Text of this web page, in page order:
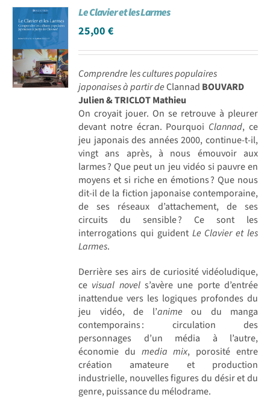
Achat en ligne
Panier WooCommerce
Le Clavier et les Larmes
25,00€
Comprendre les cultures populaires
japonaises à partir deClannad BOUVARD
Julien & TRICLOT Mathieu
On croyait jouer. On se retrouve à pleurer
devant notre écran. Pourquoi Clannad, ce
jeu japonais des années 2000, continue-t-il,
vingt ans après, à nous émouvoir aux
larmes ? Que peut un jeu vidéo si pauvre en
moyens et si riche en émotions ? Que nous
dit-il de la fiction japonaise contemporaine,
de ses réseaux d’attachement, de ses
circuits du sensible ? Ce sont les
interrogations qui guident Le Clavier et les
Larmes.
Derrière ses airs de curiosité vidéoludique,
ce visual novels’avère une porte d’entrée
inattendue vers les logiques profondes du
jeu vidéo, de l’anime ou du manga
contemporains : circulation des
personnages d’un média à l’autre,
économie du media mix, porosité entre
création amateure et production
industrielle, nouvelles figures du désir et du
genre, puissance du mélodrame.